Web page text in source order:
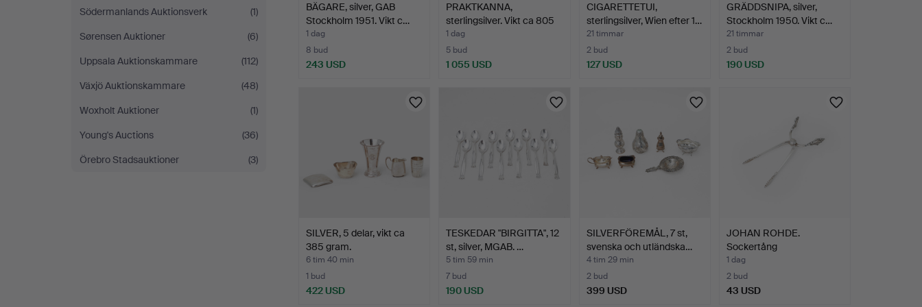
Södermanlands Auktionsverk
(1)
Sørensen Auktioner
(6)
Uppsala Auktionskammare
(112)
Växjö Auktionskammare
(48)
Woxholt Auktioner
(1)
Young's Auctions
(36)
Örebro Stadsauktioner
(3)
BÄGARE, silver, GAB
Stockholm 1951. Vikt c…
1 dag
8 bud
243 USD
PRAKTKANNA,
sterlingsilver. Vikt ca 805
g.
1 dag
5 bud
1 055 USD
CIGARETTETUI,
sterlingsilver, Wien efter 1…
21 timmar
2 bud
127 USD
GRÄDDSNIPA, silver,
Stockholm 1950. Vikt c…
21 timmar
2 bud
190 USD
SILVER, 5 delar, vikt ca
385 gram.
6 tim 40 min
1 bud
422 USD
TESKEDAR "BIRGITTA", 12
st, silver, MGAB. …
5 tim 59 min
7 bud
190 USD
SILVERFÖREMÅL, 7 st,
svenska och utländska…
4 tim 29 min
2 bud
399 USD
JOHAN ROHDE.
Sockertång
"Dronning/Acanthus…
1 dag
2 bud
43 USD